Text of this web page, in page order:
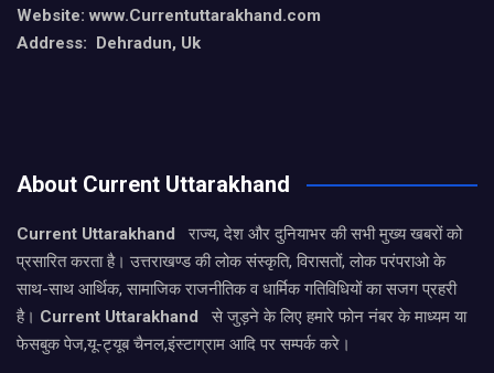
Website: www.Currentuttarakhand.com
Address: Dehradun, Uk
About Current Uttarakhand
Current Uttarakhand
राज्य, देश और दुनियाभर की सभी मुख्य खबरों को
प्रसारित करता है। उत्तराखण्ड की लोक संस्कृति, विरासतों, लोक परंपराओ के
साथ-साथ आर्थिक, सामाजिक राजनीतिक व धार्मिक गतिविधियों का सजग प्रहरी
है। Current Uttarakhand
से जुड़ने के लिए हमारे फोन नंबर के माध्यम या
फेसबुक पेज,यू-ट्यूब चैनल,इंस्टाग्राम आदि पर सम्पर्क करे।